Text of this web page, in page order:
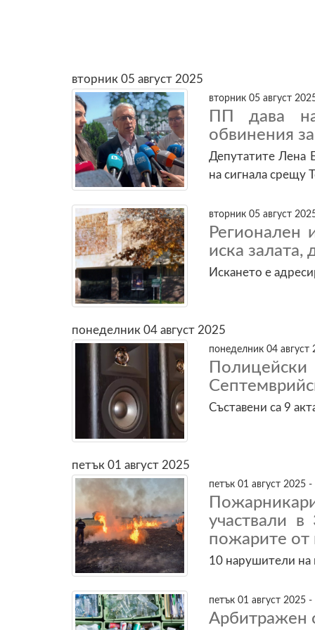
вторник 05 август 2025
вторник 05 август
ПП дава
обвинения
Депутатите Лена
на сигнала срещу
вторник 05 август
Регионален
иска залата,
Искането е
понеделник 04 август 2025
понеделник 04
Полицейски
Съставени са 9
петък 01 август 2025
петък 01 август 2025
участвали
пожарите от
10 нарушители на
петък 01 август 2025
Арбитражен